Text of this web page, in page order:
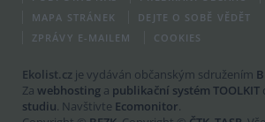
MAPA STRÁNEK
DEJTE O SOBĚ VĚDĚT
ZPRÁVY E-MAILEM
COOKIES
Ekolist.cz je vydáván občanským sdružením
Za webhosting a publikační systém TOOLKIT
studiu. Navštivte Ecomonitor.